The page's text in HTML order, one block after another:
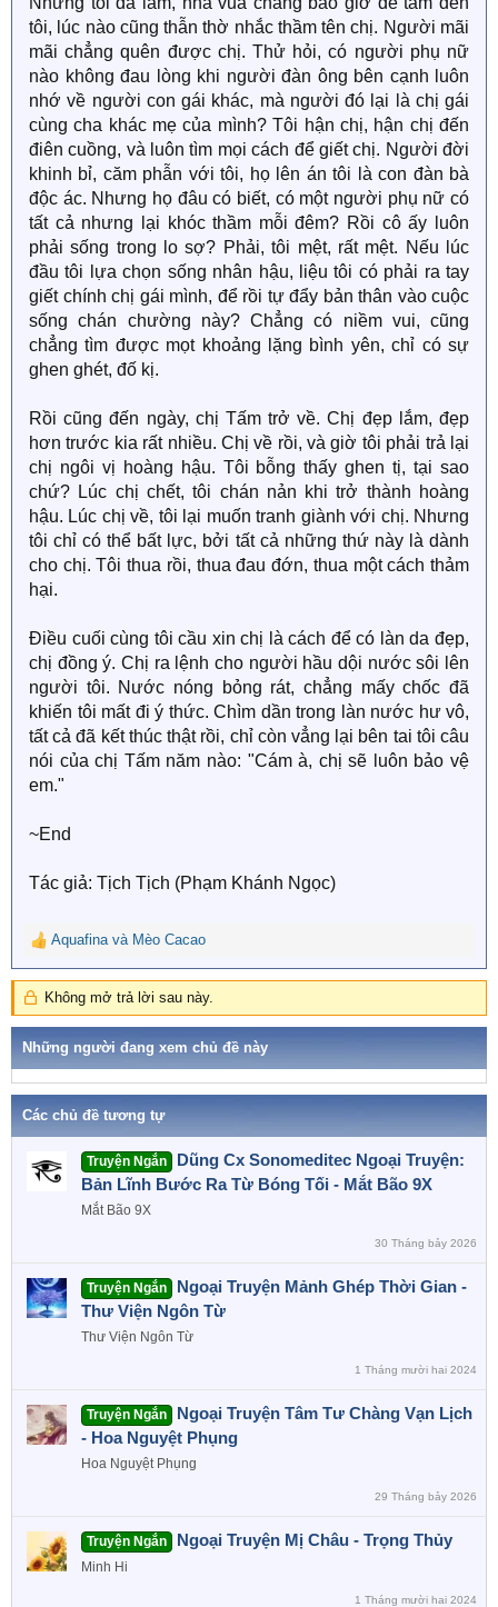
tôi, lúc nào cũng thẫn thờ nhắc thầm tên chị. Người mãi
mãi chẳng quên được chị. Thử hỏi, có người phụ nữ
nào không đau lòng khi người đàn ông bên cạnh luôn
nhớ về người con gái khác, mà người đó lại là chị gái
cùng cha khác mẹ của mình? Tôi hận chị, hận chị đến
điên cuồng, và luôn tìm mọi cách để giết chị. Người đời
khinh bỉ, căm phẫn với tôi, họ lên án tôi là con đàn bà
độc ác. Nhưng họ đâu có biết, có một người phụ nữ có
tất cả nhưng lại khóc thầm mỗi đêm? Rồi cô ấy luôn
phải sống trong lo sợ? Phải, tôi mệt, rất mệt. Nếu lúc
đầu tôi lựa chọn sống nhân hậu, liệu tôi có phải ra tay
giết chính chị gái mình, để rồi tự đẩy bản thân vào cuộc
sống chán chường này? Chẳng có niềm vui, cũng
chẳng tìm được mọt khoảng lặng bình yên, chỉ có sự
ghen ghét, đố kị.
Rồi cũng đến ngày, chị Tấm trở về. Chị đẹp lắm, đẹp
hơn trước kia rất nhiều. Chị về rồi, và giờ tôi phải trả lại
chị ngôi vị hoàng hậu. Tôi bỗng thấy ghen tị, tại sao
chứ? Lúc chị chết, tôi chán nản khi trở thành hoàng
hậu. Lúc chị về, tôi lại muốn tranh giành với chị. Nhưng
tôi chỉ có thể bất lực, bởi tất cả những thứ này là dành
cho chị. Tôi thua rồi, thua đau đớn, thua một cách thảm
hại.
Điều cuối cùng tôi cầu xin chị là cách để có làn da đẹp,
chị đồng ý. Chị ra lệnh cho người hầu dội nước sôi lên
người tôi. Nước nóng bỏng rát, chẳng mấy chốc đã
khiến tôi mất đi ý thức. Chìm dần trong làn nước hư vô,
tất cả đã kết thúc thật rồi, chỉ còn vẳng lại bên tai tôi câu
nói của chị Tấm năm nào: "Cám à, chị sẽ luôn bảo vệ
em."
~End
Tác giả: Tịch Tịch (Phạm Khánh Ngọc)
R
e
a
c
t
i
o
n
s
Aquafinavà Mèo Cacao
Không mở trả lời sau này.
Những người đang xem chủ đề này
Các chủ đề tương tự
Truyện Ngắn
Dũng Cx Sonomeditec Ngoại Truyện:
Bản Lĩnh Bước Ra Từ Bóng Tối - Mắt Bão 9X
Mắt Bão 9X
30 Tháng bảy 2026
Truyện Ngắn
Ngoại Truyện Mảnh Ghép Thời Gian -
Thư Viện Ngôn Từ
Thư Viện Ngôn Từ
1 Tháng mười hai 2024
Truyện Ngắn
Ngoại Truyện Tâm Tư Chàng Vạn Lịch
- Hoa Nguyệt Phụng
Hoa Nguyệt Phụng
29 Tháng bảy 2026
Truyện Ngắn Ngoại Truyện Mị Châu - Trọng Thủy
Minh Hi
1 Tháng mười hai 2024